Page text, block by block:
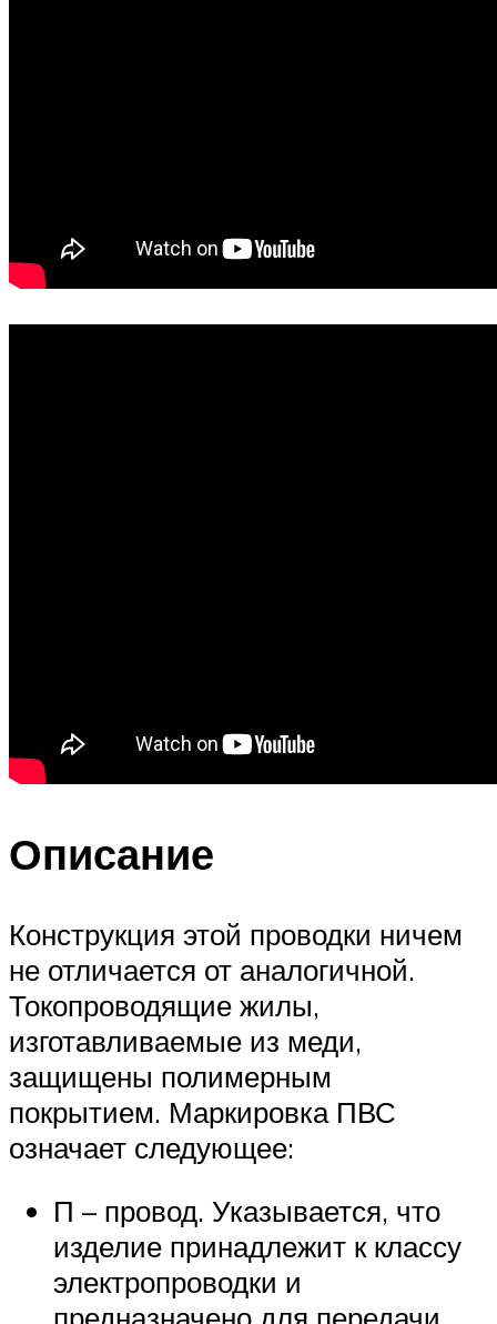
Описание
Конструкция этой проводки ничем
не отличается от аналогичной.
Токопроводящие жилы,
изготавливаемые из меди,
защищены полимерным
покрытием. Маркировка ПВС
означает следующее:
П – провод. Указывается, что
изделие принадлежит к классу
электропроводки и